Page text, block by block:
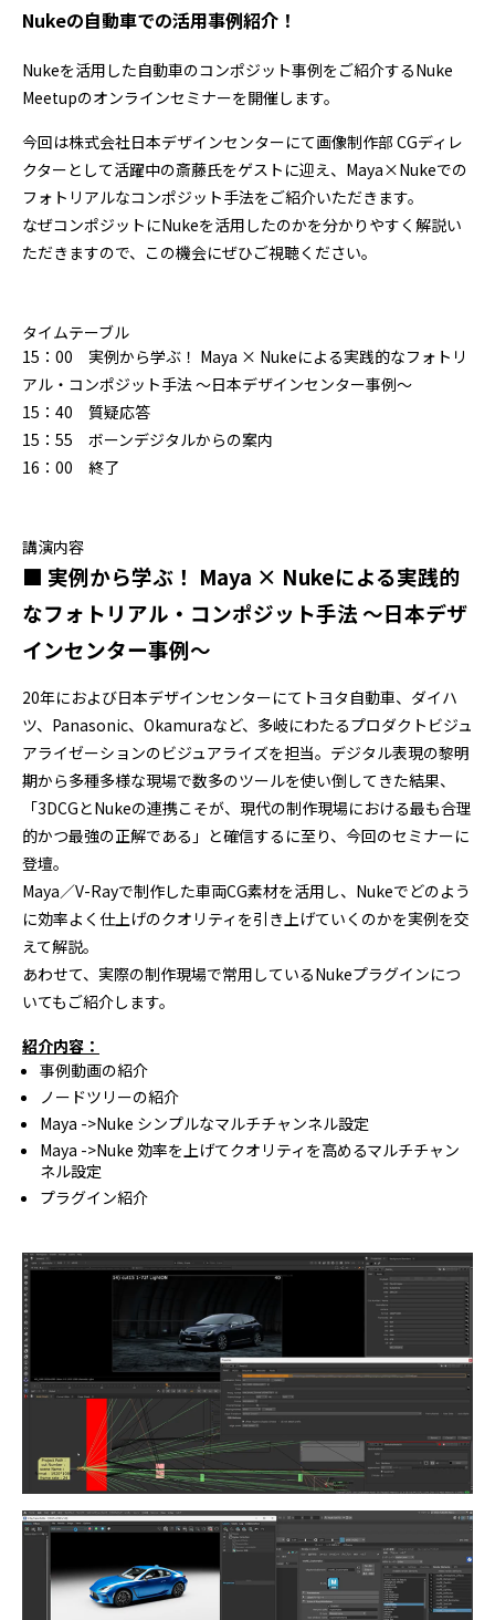
Nukeの自動車での活用事例紹介！
Nukeを活用した自動車のコンポジット事例をご紹介するNuke
Meetupのオンラインセミナーを開催します。
今回は株式会社日本デザインセンターにて画像制作部 CGディレ
クターとして活躍中の斎藤氏をゲストに迎え、Maya×Nukeでの
フォトリアルなコンポジット手法をご紹介いただきます。
なぜコンポジットにNukeを活用したのかを分かりやすく解説い
ただきますので、この機会にぜひご視聴ください。
タイムテーブル
15：00 実例から学ぶ！ Maya × Nukeによる実践的なフォトリ
アル・コンポジット手法 ～日本デザインセンター事例～
15：40 質疑応答
15：55 ボーンデジタルからの案内
16：00 終了
講演内容
■ 実例から学ぶ！ Maya × Nukeによる実践的
なフォトリアル・コンポジット手法 ～日本デザ
インセンター事例～
20年におよび日本デザインセンターにてトヨタ自動車、ダイハ
ツ、Panasonic、Okamuraなど、多岐にわたるプロダクトビジュ
アライゼーションのビジュアライズを担当。デジタル表現の黎明
期から多種多様な現場で数多のツールを使い倒してきた結果、
「3DCGとNukeの連携こそが、現代の制作現場における最も合理
的かつ最強の正解である」と確信するに至り、今回のセミナーに
登壇。
Maya／V-Rayで制作した車両CG素材を活用し、Nukeでどのよう
に効率よく仕上げのクオリティを引き上げていくのかを実例を交
えて解説。
あわせて、実際の制作現場で常用しているNukeプラグインにつ
いてもご紹介します。
紹介内容：
事例動画の紹介
ノードツリーの紹介
Maya ->Nuke シンプルなマルチチャンネル設定
Maya ->Nuke 効率を上げてクオリティを高めるマルチチャン
ネル設定
プラグイン紹介